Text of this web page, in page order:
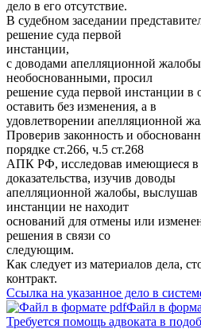
дело в его отсутствие.
В судебном заседании
решение суда первой
инстанции,
с доводами апелляционной жалобы
необоснованными, просил
решение суда первой инстанции в
оставить без изменения, а в
удовлетворении апелляционной
Проверив законность и
порядке ст.266, ч.5 ст.268
АПК РФ, исследовав имеющиеся в
доказательства, изучив доводы
апелляционной жалобы, выслушав
инстанции не находит
оснований для отмены или
решения в связи со
следующим.
Как следует из материалов дела,
контракт.
Ссылка на указанное дело в
Файл в
Требуется помощь адвоката в